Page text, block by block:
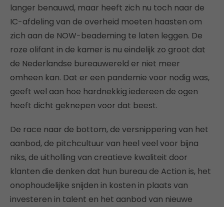
langer benauwd, maar heeft zich nu toch naar de
IC-afdeling van de overheid moeten haasten om
zich aan de NOW-beademing te laten leggen. De
roze olifant in de kamer is nu eindelijk zo groot dat
de Nederlandse bureauwereld er niet meer
omheen kan. Dat er een pandemie voor nodig was,
geeft wel aan hoe hardnekkig iedereen de ogen
heeft dicht geknepen voor dat beest.
De race naar de bottom, de versnippering van het
aanbod, de pitchcultuur van heel veel voor bijna
niks, de uitholling van creatieve kwaliteit door
klanten die denken dat hun bureau de Action is, het
onophoudelijke snijden in kosten in plaats van
investeren in talent en het aanbod van nieuwe